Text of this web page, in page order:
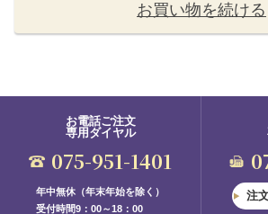
お買い物を続ける
お電話ご注文
専用ダイヤル
075-951-1401
年中無休（年末年始を除く）
受付時間9：00～18：00
注